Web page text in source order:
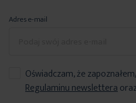
Adres e-mail
Oświadczam, że
Regulaminu newslettera